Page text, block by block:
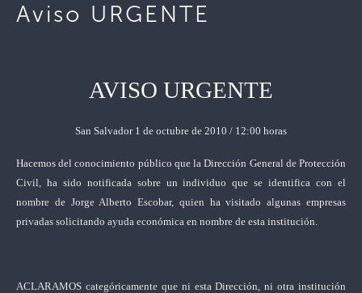
Aviso URGENTE
AVISO URGENTE
San Salvador 1 de octubre de 2010 / 12:00 horas
Hacemos del conocimiento público que la Dirección General de Protección
Civil, ha sido notificada sobre un individuo que se identifica con el
nombre de Jorge Alberto Escobar, quien ha visitado algunas empresas
privadas solicitando ayuda económica en nombre de esta institución.
ACLARAMOS categóricamente que ni esta Dirección, ni otra institución